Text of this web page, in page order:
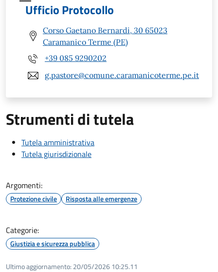
Ufficio Protocollo
Corso Gaetano Bernardi, 30 65023
Caramanico Terme (PE)
+39 085 9290202
g.pastore@comune.caramanicoterme.pe.it
Strumenti di tutela
Tutela amministrativa
Tutela giurisdizionale
Argomenti:
Protezione civile Risposta alle emergenze
Categorie:
Giustizia e sicurezza pubblica
Ultimo aggiornamento: 20/05/2026 10:25.11